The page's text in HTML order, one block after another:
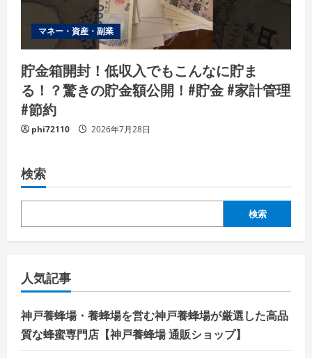
マネー・資産・副業
貯金箱開封！低収入でもこんなに貯ま
る！？驚きの貯金額公開！#貯金 #家計管理
#節約
phi72110 2026年7月28日
検索
検索
人気記事
神戸養蜂場・養蜂場を営む神戸養蜂場が厳選した高品
質な蜂蜜専門店【神戸養蜂場 通販ショップ】